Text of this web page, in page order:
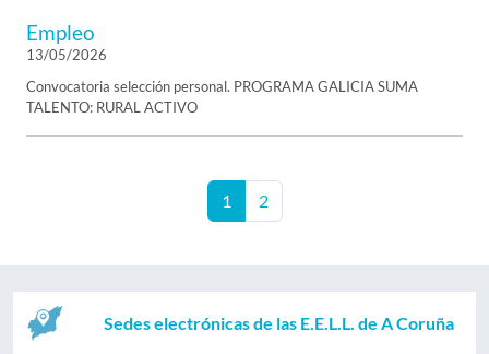
Empleo
13/05/2026
Convocatoria selección personal. PROGRAMA GALICIA SUMA
TALENTO: RURAL ACTIVO
1 2
Sedes electrónicas de las E.E.L.L. de A Coruña